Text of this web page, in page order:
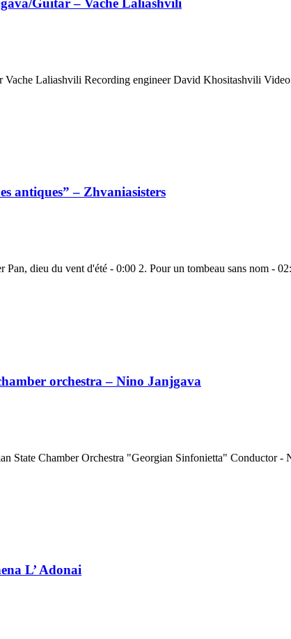
Guitar – Vache Laliashvili
Vache Laliashvili Recording engineer David Khositashvili
antiques” – Zhvaniasisters
dieu du vent d'été - 0:00 2. Pour un tombeau sans nom -
orchestra – Nino Janjgava
State Chamber Orchestra "Georgian Sinfonietta" Conductor -
L’ Adonai